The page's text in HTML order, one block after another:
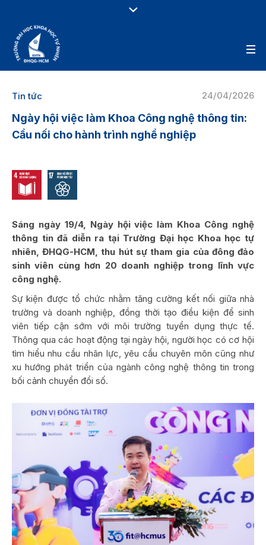
24/04/2026
Tin tức
Ngày hội việc làm Khoa Công nghệ thông tin:
Cầu nối cho hành trình nghề nghiệp
Sáng ngày 19/4, Ngày hội việc làm Khoa Công nghệ
thông tin đã diễn ra tại Trường Đại học Khoa học tự
nhiên, ĐHQG-HCM, thu hút sự tham gia của đông đảo
sinh viên cùng hơn 20 doanh nghiệp trong lĩnh vực
công nghệ.
Sự kiện được tổ chức nhằm tăng cường kết nối giữa nhà
trường và doanh nghiệp, đồng thời tạo điều kiện để sinh
viên tiếp cận sớm với môi trường tuyển dụng thực tế.
Thông qua các hoạt động tại ngày hội, người học có cơ hội
tìm hiểu nhu cầu nhân lực, yêu cầu chuyên môn cũng như
xu hướng phát triển của ngành công nghệ thông tin trong
bối cảnh chuyển đổi số.